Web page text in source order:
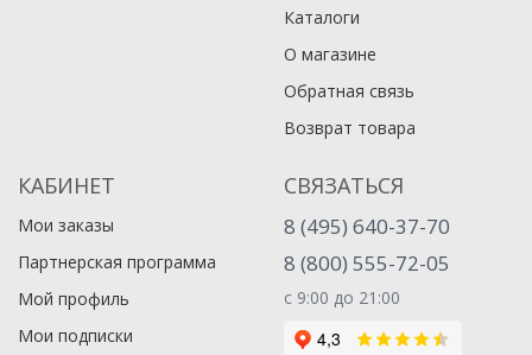
Каталоги
О магазине
Обратная связь
Возврат товара
КАБИНЕТ
Мои заказы
Партнерская программа
Мой профиль
Мои подписки
СВЯЗАТЬСЯ
8 (495) 640-37-70
8 (800) 555-72-05
с 9:00 до 21:00